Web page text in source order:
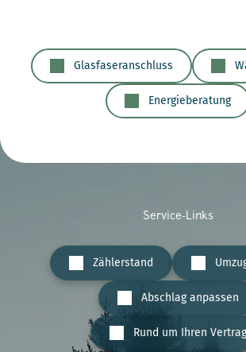
Glasfaseranschluss
Energieberatung
Service-Links
Zählerstand
Abschlag anpassen
Rund um Ihren Vertrag